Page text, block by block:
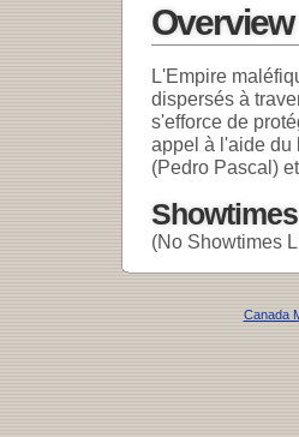
Overview
L'Empire
dispersés à
s'efforce de
appel à l'aide du
(Pedro Pascal)
Showtimes
(No Showtimes
Canada